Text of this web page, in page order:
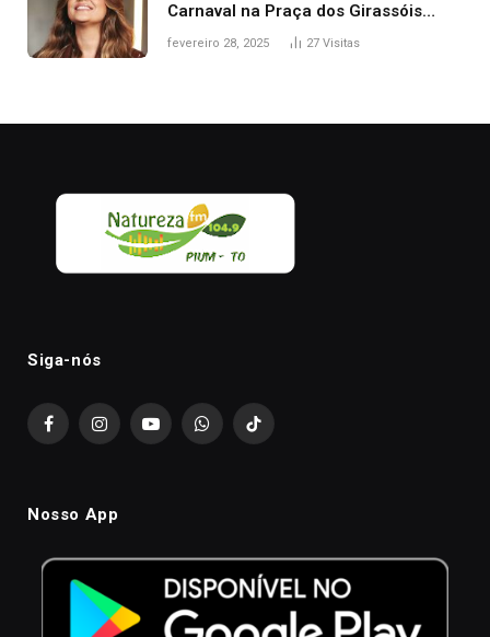
Carnaval na Praça dos Girassóis
nesta sexta-feira, em Palmas
fevereiro 28, 2025 27 Visitas
Siga-nós
FacebookInstagramYouTubeWhatsAppTikTok
Nosso App